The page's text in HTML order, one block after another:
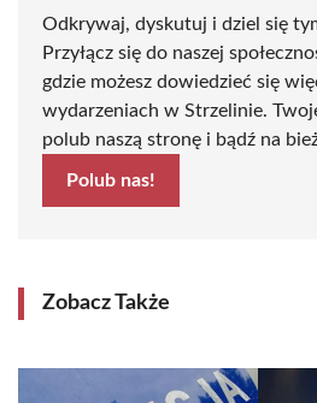
Odkrywaj, dyskutuj i dziel się
Przyłącz się do naszej
gdzie możesz dowiedzieć się
wydarzeniach w Strzelinie.
polub naszą stronę i bądź na
Polub nas!
Zobacz Także